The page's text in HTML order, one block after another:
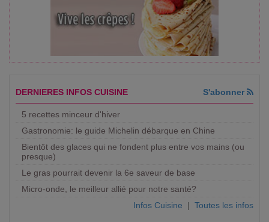
DERNIERES INFOS CUISINE S'abonner
5 recettes minceur d'hiver
Gastronomie: le guide Michelin débarque en Chine
Bientôt des glaces qui ne fondent plus entre vos mains (ou
presque)
Le gras pourrait devenir la 6e saveur de base
Micro-onde, le meilleur allié pour notre santé?
Infos Cuisine | Toutes les infos